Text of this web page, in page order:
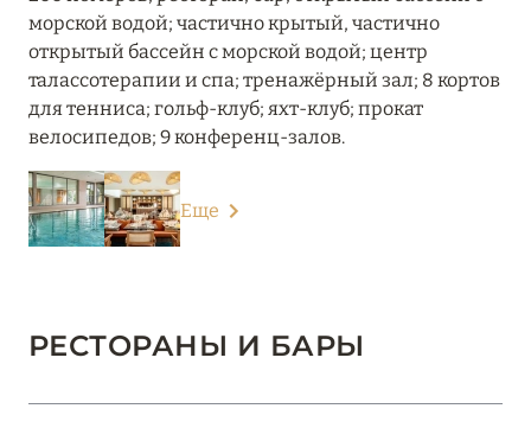
морской водой; частично крытый, частично
открытый бассейн с морской водой; центр
талассотерапии и спа; тренажёрный зал; 8 кортов
для тенниса; гольф-клуб; яхт-клуб; прокат
велосипедов; 9 конференц-залов.
Еще
РЕСТОРАНЫ И БАРЫ